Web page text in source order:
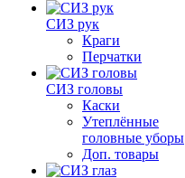
СИЗ рук
Краги
Перчатки
СИЗ головы
Каски
Утеплённые
головные уборы
Доп. товары